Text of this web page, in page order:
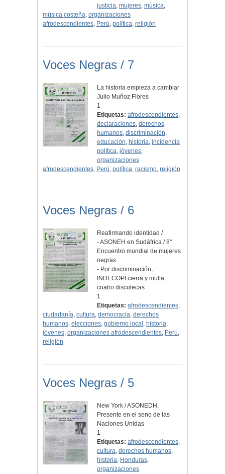
justicia,mujeres,música,
música costeña, organizaciones
afrodescendientes, Perú, política, religión
Voces Negras / 7
La historia empieza a cambiar
Julio Muñoz Flores
1
Etiquetas: afrodescendientes,
declaraciones,derechos
humanos,discriminación,
educación, historia,incidencia
política,jóvenes,
organizaciones
afrodescendientes, Perú, política, racismo, religión
Voces Negras / 6
Reafirmando identidad /
- ASONEH en Sudáfrica / 8°
Encuentro mundial de mujeres
negras
- Por discriminación,
INDECOPI cierra y multa
cuatro discotecas
1
Etiquetas: afrodescendientes,
ciudadanía, cultura, democracia, derechos
humanos, elecciones, gobierno local , historia,
jóvenes, organizaciones afrodescendientes, Perú,
religión
Voces Negras / 5
New York / ASONEDH,
Presente en el seno de las
Naciones Unidas
1
Etiquetas: afrodescendientes,
cultura,derechos humanos,
historia, Honduras,
organizaciones